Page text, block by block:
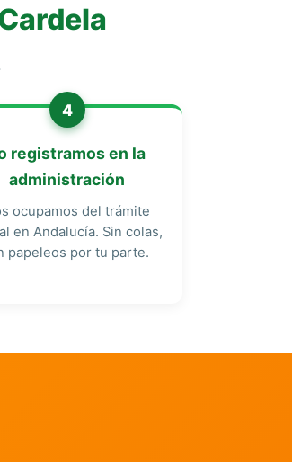
4
registramos en la
administración
ocupamos del trámite
en Andalucía. Sin colas,
papeleos por tu parte.